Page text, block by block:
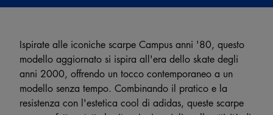
Ispirate alle iconiche scarpe Campus anni '80, questo
modello aggiornato si ispira all'era dello skate degli
anni 2000, offrendo un tocco contemporaneo a un
modello senza tempo. Combinando il pratico e la
resistenza con l'estetica cool di adidas, queste scarpe